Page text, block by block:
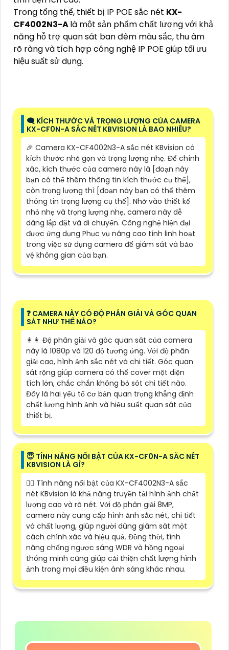
Trong tổng thể, thiết bị IP POE sắc nét KX-
CF4002N3-Alà một sản phẩm chất lượng với khả
năng hỗ trợ quan sát ban đêm màu sắc, thu âm
rõ ràng và tích hợp công nghệ IP POE giúp tối ưu
hiệu suất sử dụng.
🗨️ KÍCH THƯỚC VÀ TRỌNG LƯỢNG CỦA CAMERA
KX-CF0N-A SẮC NÉT KBVISION LÀ BAO NHIÊU?
️🎉 Camera KX-CF4002N3-A sắc nét KBvision có
kích thước nhỏ gọn và trọng lượng nhẹ. Để chính
xác, kích thước của camera này là [đoạn này
bạn có thể thêm thông tin kích thước cụ thể],
còn trọng lượng thì [đoạn này bạn có thể thêm
thông tin trọng lượng cụ thể]. Nhờ vào thiết kế
nhỏ nhẹ và trọng lượng nhẹ, camera này dễ
dàng lắp đặt và di chuyển. Công nghệ hiện đại
được ứng dụng Phục vụ nâng cao tính linh hoạt
trong việc sử dụng camera để giám sát và bảo
vệ không gian của bạn.
️❓ CAMERA NÀY CÓ ĐỘ PHÂN GIẢI VÀ GÓC QUAN
SÁT NHƯ THẾ NÀO?
️👩‍👩 Độ phân giải và góc quan sát của camera
này là 1080p và 120 độ tương ứng. Với độ phân
giải cao, hình ảnh sắc nét và chi tiết. Góc quan
sát rộng giúp camera có thể cover một diện
tích lớn, chắc chắn không bỏ sót chi tiết nào.
Đây là hai yếu tố cơ bản quan trọng khẳng định
chất lượng hình ảnh và hiệu suất quan sát của
thiết bị.
😇 TÍNH NĂNG NỔI BẬT CỦA KX-CF0N-A SẮC NÉT
KBVISION LÀ GÌ?
❤️‍💋‍ Tính năng nổi bật của KX-CF4002N3-A sắc
nét KBvision là khả năng truyền tải hình ảnh chất
lượng cao và rõ nét. Với độ phân giải 8MP,
camera này cung cấp hình ảnh sắc nét, chi tiết
và chất lượng, giúp người dùng giám sát một
cách chính xác và hiệu quả. Đồng thời, tính
năng chống ngược sáng WDR và hồng ngoại
thông minh cũng giúp cải thiện chất lượng hình
ảnh trong mọi điều kiện ánh sáng khác nhau.